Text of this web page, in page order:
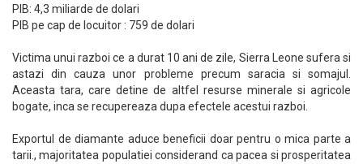
PIB: 4,3 miliarde de dolari
PIB pe cap de locuitor : 759 de dolari
Victima unui razboi ce a durat 10 ani de zile, Sierra Leone sufera si
astazi din cauza unor probleme precum saracia si somajul.
Aceasta tara, care detine de altfel resurse minerale si agricole
bogate, inca se recupereaza dupa efectele acestui razboi.
Exportul de diamante aduce beneficii doar pentru o mica parte a
tarii., majoritatea populatiei considerand ca pacea si prosperitatea